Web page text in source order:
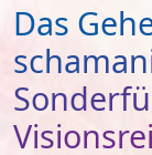
Das